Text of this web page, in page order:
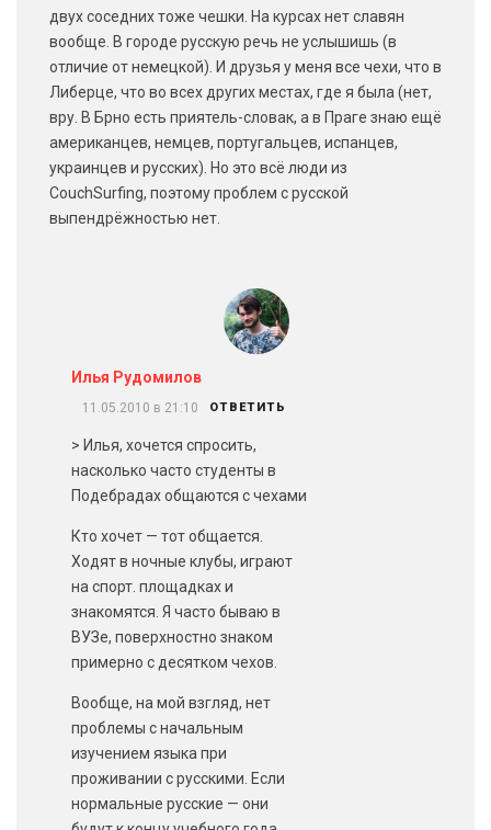
двух соседних тоже чешки. На курсах нет славян
вообще. В городе русскую речь не услышишь (в
отличие от немецкой). И друзья у меня все чехи, что в
Либерце, что во всех других местах, где я была (нет,
вру. В Брно есть приятель-словак, а в Праге знаю ещё
американцев, немцев, португальцев, испанцев,
украинцев и русских). Но это всё люди из
CouchSurfing, поэтому проблем с русской
выпендрёжностью нет.
Илья Рудомилов
11.05.2010 в 21:10 ОТВЕТИТЬ
> Илья, хочется спросить,
насколько часто студенты в
Подебрадах общаются с чехами
Кто хочет — тот общается.
Ходят в ночные клубы, играют
на спорт. площадках и
знакомятся. Я часто бываю в
ВУЗе, поверхностно знаком
примерно с десятком чехов.
Вообще, на мой взгляд, нет
проблемы с начальным
изучением языка при
проживании с русскими. Если
нормальные русские — они